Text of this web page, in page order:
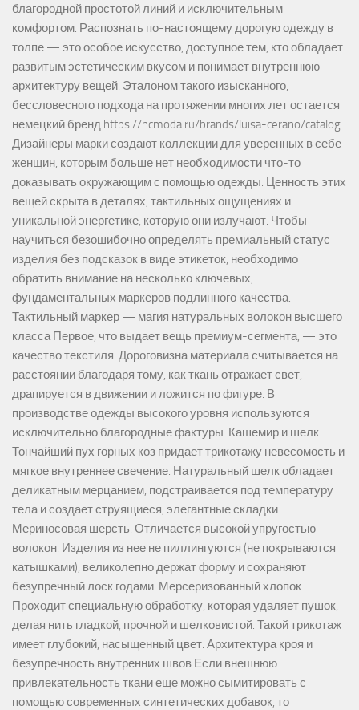
благородной простотой линий и исключительным
комфортом. Распознать по-настоящему дорогую одежду в
толпе — это особое искусство, доступное тем, кто обладает
развитым эстетическим вкусом и понимает внутреннюю
архитектуру вещей. Эталоном такого изысканного,
бессловесного подхода на протяжении многих лет остается
немецкий бренд https://hcmoda.ru/brands/luisa-cerano/catalog.
Дизайнеры марки создают коллекции для уверенных в себе
женщин, которым больше нет необходимости что-то
доказывать окружающим с помощью одежды. Ценность этих
вещей скрыта в деталях, тактильных ощущениях и
уникальной энергетике, которую они излучают. Чтобы
научиться безошибочно определять премиальный статус
изделия без подсказок в виде этикеток, необходимо
обратить внимание на несколько ключевых,
фундаментальных маркеров подлинного качества.
Тактильный маркер — магия натуральных волокон высшего
класса Первое, что выдает вещь премиум-сегмента, — это
качество текстиля. Дороговизна материала считывается на
расстоянии благодаря тому, как ткань отражает свет,
драпируется в движении и ложится по фигуре. В
производстве одежды высокого уровня используются
исключительно благородные фактуры: Кашемир и шелк.
Тончайший пух горных коз придает трикотажу невесомость и
мягкое внутреннее свечение. Натуральный шелк обладает
деликатным мерцанием, подстраивается под температуру
тела и создает струящиеся, элегантные складки.
Мериносовая шерсть. Отличается высокой упругостью
волокон. Изделия из нее не пиллингуются (не покрываются
катышками), великолепно держат форму и сохраняют
безупречный лоск годами. Мерсеризованный хлопок.
Проходит специальную обработку, которая удаляет пушок,
делая нить гладкой, прочной и шелковистой. Такой трикотаж
имеет глубокий, насыщенный цвет. Архитектура кроя и
безупречность внутренних швов Если внешнюю
привлекательность ткани еще можно сымитировать с
помощью современных синтетических добавок, то